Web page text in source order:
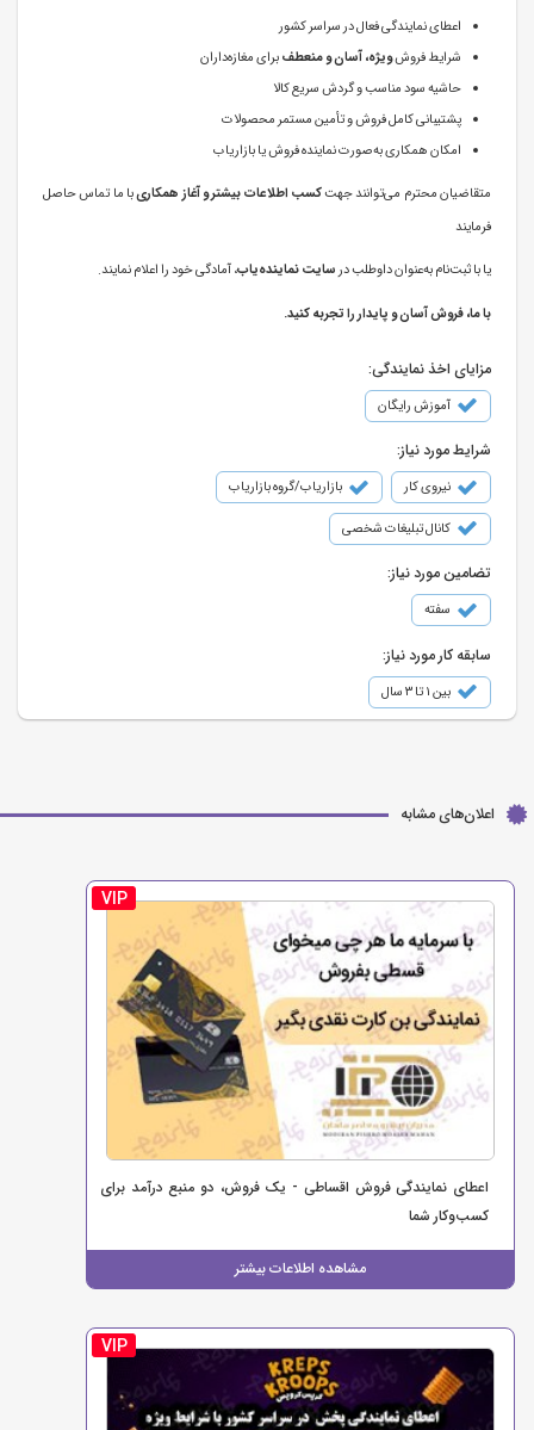
اعطای نمایندگی فعال در سراسر کشور
شرایط فروشویژه، آسان و منعطفبرای مغازه‌داران
حاشیه سود مناسب و گردش سریع کالا
پشتیبانی کامل فروش و تأمین مستمر محصولات
امکان همکاری به‌صورت نماینده فروش یا بازاریاب
متقاضیان محترم می‌توانند جهتکسب اطلاعات بیشتر و آغاز همکاریبا ما تماس حاصل
فرمایند
یا با ثبت‌نام به‌عنوان داوطلب درسایت نماینده‌یاب، آمادگی خود را اعلام نمایند.
با ما، فروش آسان و پایدار را تجربه کنید.
مزایای اخذ نمایندگی:
آموزش رایگان
شرایط مورد نیاز:
نیروی کار بازاریاب/گروه بازاریاب
کانال تبلیغات شخصی
تضامین مورد نیاز:
سفته
سابقه کار مورد نیاز:
بین ۱ تا ۳ سال
اعلان‌های مشابه
VIP
اعطای نمایندگی فروش اقساطی - یک فروش، دو منبع درآمد برای
کسب‌وکار شما
مشاهده اطلاعات بیشتر
VIP